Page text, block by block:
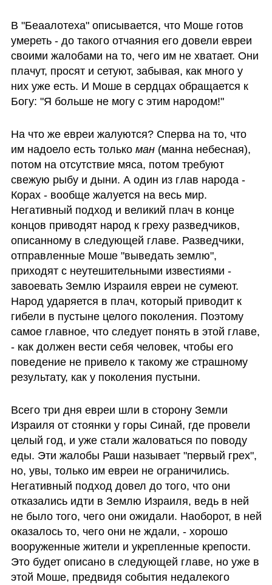
В "Беаалотеха" описывается, что Моше готов
умереть - до такого отчаяния его довели евреи
своими жалобами на то, чего им не хватает. Они
плачут, просят и сетуют, забывая, как много у
них уже есть. И Моше в сердцах обращается к
Богу: "Я больше не могу с этим народом!"
На что же евреи жалуются? Сперва на то, что
им надоело есть только ман (манна небесная),
потом на отсутствие мяса, потом требуют
свежую рыбу и дыни. А один из глав народа -
Корах - вообще жалуется на весь мир.
Негативный подход и великий плач в конце
концов приводят народ к греху разведчиков,
описанному в следующей главе. Разведчики,
отправленные Моше "выведать землю",
приходят с неутешительными известиями -
завоевать Землю Израиля евреи не сумеют.
Народ ударяется в плач, который приводит к
гибели в пустыне целого поколения. Поэтому
самое главное, что следует понять в этой главе,
- как должен вести себя человек, чтобы его
поведение не привело к такому же страшному
результату, как у поколения пустыни.
Всего три дня евреи шли в сторону Земли
Израиля от стоянки у горы Синай, где провели
целый год, и уже стали жаловаться по поводу
еды. Эти жалобы Раши называет "первый грех",
но, увы, только им евреи не ограничились.
Негативный подход довел до того, что они
отказались идти в Землю Израиля, ведь в ней
не было того, чего они ожидали. Наоборот, в ней
оказалось то, чего они не ждали, - хорошо
вооруженные жители и укрепленные крепости.
Это будет описано в следующей главе, но уже в
этой Моше, предвидя события недалекого